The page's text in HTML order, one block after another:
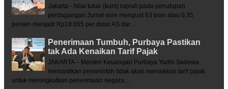
Jakarta - Nilai tukar (kurs) rupiah pada penutupan
perdagangan Jumat sore menguat 63 poin atau 0,35
persen menjadi Rp18.065 per dolar AS dar...
Penerimaan Tumbuh, Purbaya Pastikan
tak Ada Kenaikan Tarif Pajak
JAKARTA – Menteri Keuangan Purbaya Yudhi Sadewa
memastikan pemerintah tidak akan menaikkan tarif pajak
untuk meningkatkan penerimaan negara....